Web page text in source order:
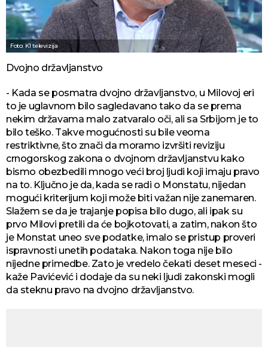
Foto: K1 televizija
Dvojno državljanstvo
- Kada se posmatra dvojno državljanstvo, u Milovoj eri
to je uglavnom bilo sagledavano tako da se prema
nekim državama malo zatvaralo oči, ali sa Srbijom je to
bilo teško. Takve mogućnosti su bile veoma
restriktivne, što znači da moramo izvršiti reviziju
crnogorskog zakona o dvojnom državljanstvu kako
bismo obezbedili mnogo veći broj ljudi koji imaju pravo
na to. Ključno je da, kada se radi o Monstatu, nijedan
mogući kriterijum koji može biti važan nije zanemaren.
Slažem se da je trajanje popisa bilo dugo, ali ipak su
prvo Milovi pretili da će bojkotovati, a zatim, nakon što
je Monstat uneo sve podatke, imalo se pristup proveri
ispravnosti unetih podataka. Nakon toga nije bilo
nijedne primedbe. Zato je vredelo čekati deset meseci -
kaže Pavićević i dodaje da su neki ljudi zakonski mogli
da steknu pravo na dvojno državljanstvo.